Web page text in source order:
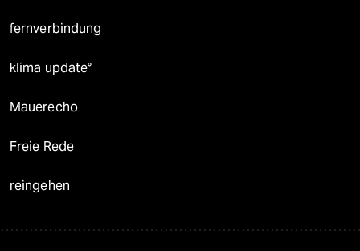
fernverbindung
klima update°
Mauerecho
Freie Rede
reingehen